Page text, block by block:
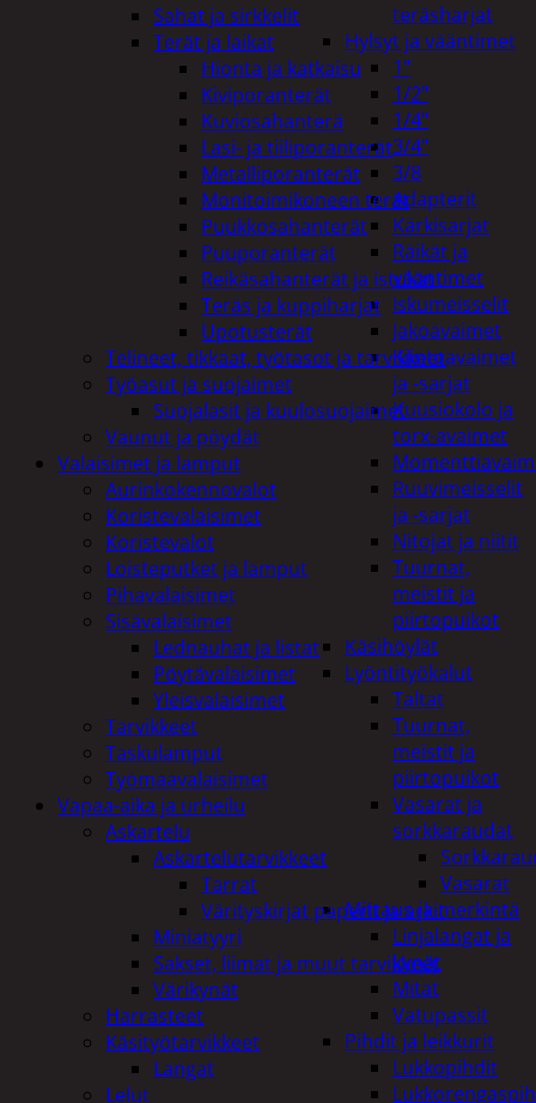
teräsharjat
Hylsyt ja vääntimet
1"
1/2"
1/4"
3/4"
3/8
Adapterit
Kärkisarjat
Räikät ja
vääntimet
Iskumeisselit
Jakoavaimet
Kiintoavaimet
ja -sarjat
Kuusiokolo ja
torx-avaimet
Ruuvimeisselit
ja -sarjat
Nitojat ja niitit
Tuurnat,
meistit ja
piirtopuikot
Käsihöylät
Lyöntityökalut
Taltat
Tuurnat,
meistit ja
piirtopuikot
Vasarat ja
sorkkaraudat
Vasarat
Mittaus ja merkintä
Linjalangat ja
kynät
Mitat
Vatupassit
Pihdit ja leikkurit
Lukkopihdit
Sahat ja sirkkelit
Terät ja laikat
Hionta ja katkaisu
Kiviporanterät
Kuviosahanterä
Lasi- ja tiiliporanterät
Metalliporanterät
Monitoimikoneen terät
Puukkosahanterät
Puuporanterät
Reikäsahanterät ja istukat
Teräs ja kuppiharjat
Upotusterät
Telineet, tikkaat, työtasot ja tarvikkeet
Työasut ja suojaimet
Suojalasit ja kuulosuojaimet
Vaunut ja pöydät
Valaisimet ja lamput
Aurinkokennovalot
Koristevalaisimet
Koristevalot
Loisteputket ja lamput
Pihavalaisimet
Sisävalaisimet
Lednauhat ja listat
Pöytävalaisimet
Yleisvalaisimet
Tarvikkeet
Taskulamput
Työmaavalaisimet
Vapaa-aika ja urheilu
Askartelu
Askartelutarvikkeet
Tarrat
Värityskirjat paperit ja arkit
Miniatyyri
Sakset, liimat ja muut tarvikkeet
Värikynät
Harrasteet
Käsityötarvikkeet
Langat
Lelut